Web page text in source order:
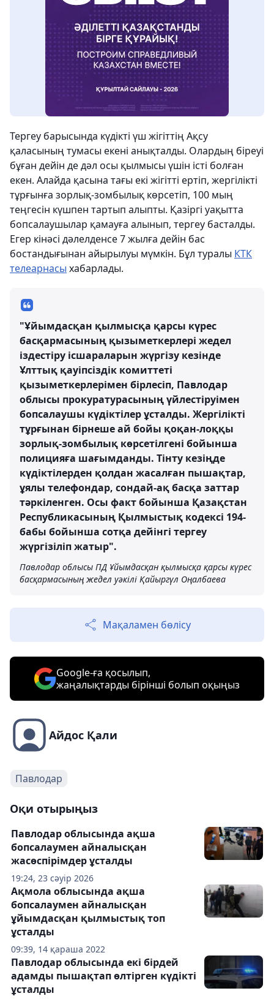
Тергеу барысында күдікті үш жігіттің Ақсу
қаласының тумасы екені анықталды. Олардың біреуі
бұған дейін де дәл осы қылмысы үшін істі болған
екен. Алайда қасына тағы екі жігітті ертіп, жергілікті
тұрғынға зорлық-зомбылық көрсетіп, 100 мың
теңгесін күшпен тартып алыпты. Қазіргі уақытта
бопсалаушылар қамауға алынып, тергеу басталды.
Егер кінәсі дәлелденсе 7 жылға дейін бас
бостандығынан айырылуы мүмкін. Бұл туралы КТК
телеарнасы хабарлады.
"Ұйымдасқан қылмысқа қарсы күрес
басқармасының қызыметкерлері жедел
іздестіру ісшараларын жүргізу кезінде
Ұлттық қауіпсіздік комиттеті
қызыметкерлерімен бірлесіп, Павлодар
облысы прокуратурасының үйлестіруімен
бопсалаушы күдіктілер ұсталды. Жергілікті
тұрғынан бірнеше ай бойы қоқан-лоққы
зорлық-зомбылық көрсетілгені бойынша
полицияға шағымданды. Тінту кезіңде
күдіктілерден қолдан жасалған пышақтар,
ұялы телефондар, сондай-ақ басқа заттар
тәркіленген. Осы факт бойынша Қазақстан
Республикасының Қылмыстық кодексі 194-
бабы бойынша сотқа дейінгі тергеу
жүргізіліп жатыр".
Павлодар облысы ПД Ұйымдасқан қылмысқа қарсы күрес
басқармасының жедел уәкілі Қайыргүл Оңалбаева
Мақаламен бөлісу
Google-ға қосылып,
жаңалықтарды бірінші болып оқыңыз
Айдос Қали
Павлодар
Оқи отырыңыз
19:24, 23 сәуір 2026
Павлодар облысында ақша
бопсалаумен айналысқан
жасөспірімдер ұсталды
09:39, 14 қараша 2022
Ақмола облысында ақша
бопсалаумен айналысқан
ұйымдасқан қылмыстық топ
ұсталды
Павлодар облысында екі бірдей
адамды пышақтап өлтірген күдікті
ұсталды